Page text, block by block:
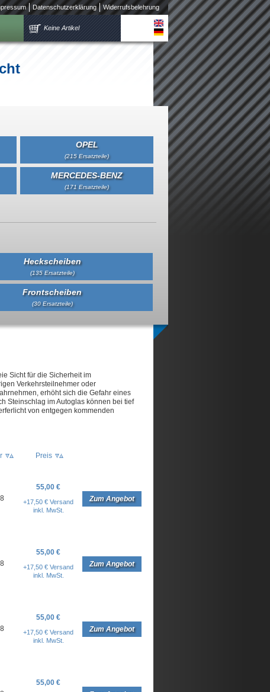
Datenschutzerklärung Widerrufsbelehrung
Keine Artikel
OPEL
(215 Ersatzteile)
MERCEDES-BENZ
(171 Ersatzteile)
Heckscheiben
(135 Ersatzteile)
Frontscheiben
(30 Ersatzteile)
Sicht für die Sicherheit im
Verkehrsteilnehmer oder
erhöht sich die Gefahr eines
Steinschlag im Autoglas können bei tief
von entgegen kommenden
Preis
55,00 €
+17,50 € Versand
inkl. MwSt.
Zum Angebot
55,00 €
+17,50 € Versand
inkl. MwSt.
Zum Angebot
55,00 €
+17,50 € Versand
inkl. MwSt.
Zum Angebot
55,00 €